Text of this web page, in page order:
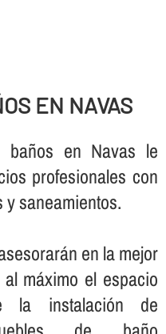
EN NAVAS
baños en Navas le
profesionales con
saneamientos.
en la mejor
máximo el espacio
la instalación de